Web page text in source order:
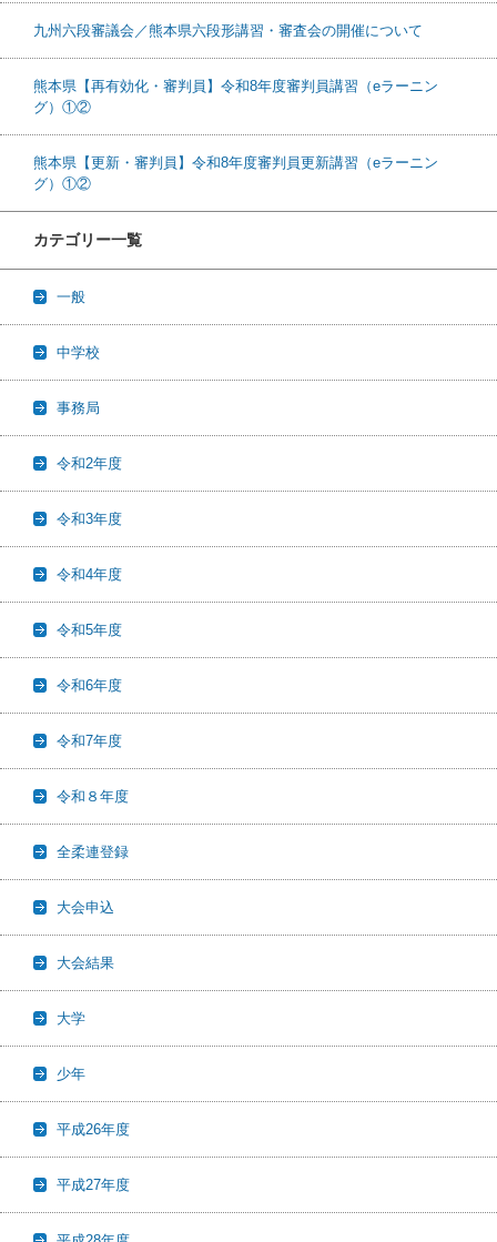
九州六段審議会／熊本県六段形講習・審査会の開催について
熊本県【再有効化・審判員】令和8年度審判員講習（eラーニン
グ）①②
熊本県【更新・審判員】令和8年度審判員更新講習（eラーニン
グ）①②
カテゴリー一覧
一般
中学校
事務局
令和2年度
令和3年度
令和4年度
令和5年度
令和6年度
令和7年度
令和８年度
全柔連登録
大会申込
大会結果
大学
少年
平成26年度
平成27年度